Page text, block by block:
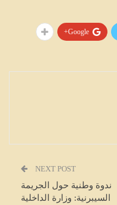
Google+
NEXT POST
ندوة وطنية حول الجريمة
السيبرنية: وزارة الداخلية